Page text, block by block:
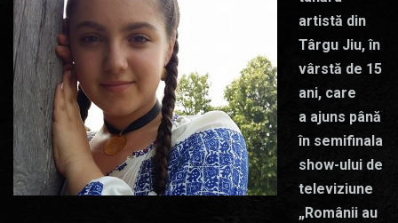
artistă din
Târgu Jiu, în
vârstă de 15
ani, care
a ajuns până
în semifinala
show-ului de
televiziune
„Românii au